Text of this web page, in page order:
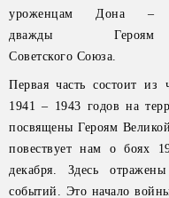
уроженцам Дона –
дважды Героям
Советского Союза.
Первая часть состоит из
1941 – 1943 годов на
посвящены Героям
повествует нам о боях
декабря. Здесь
событий. Это начало